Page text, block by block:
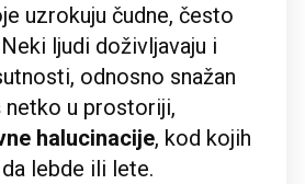
uzrokuju čudne, često
ljudi doživljavaju i
odnosno snažan
netko u prostoriji,
halucinacije, kod kojih
lebde ili lete.